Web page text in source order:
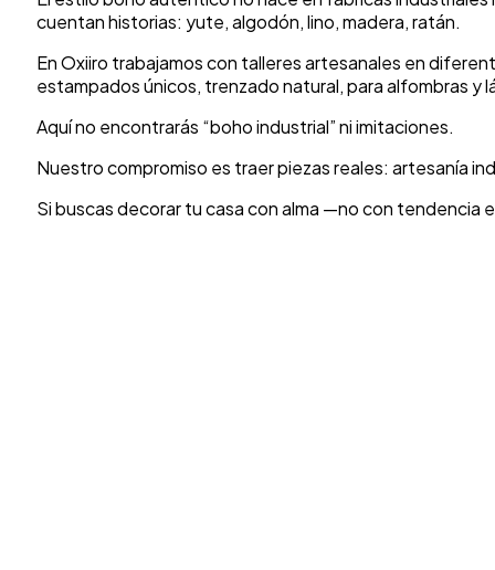
cuentan historias: yute, algodón, lino, madera, ratán.
En Oxiiro trabajamos con talleres artesanales en
estampados únicos, trenzado natural, para alfombras
Aquí no encontrarás “boho industrial” ni imitaciones.
Nuestro compromiso es traer piezas reales: artesanía
Si buscas decorar tu casa con alma —no con